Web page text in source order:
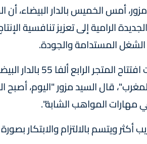
مزور، أمس الخميس بالدار
الرامية إلى تعزيز تنافسية
المستدامة والجودة.
وفي تصريح على هامش
قال السيد مزور "اليوم، أصبح
مهارات المواهب الشابة".
أكثر ويتسم بالالتزام والابتكار